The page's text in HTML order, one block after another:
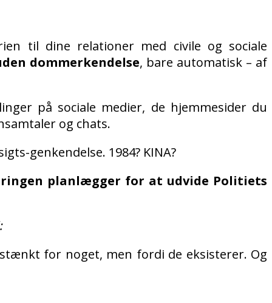
til dine relationer med civile og sociale
dommerkendelse, bare automatisk – af
på sociale medier, de hjemmesider du
og chats.
genkendelse. 1984? KINA?
planlægger for at udvide Politiets
for noget, men fordi de eksisterer. Og